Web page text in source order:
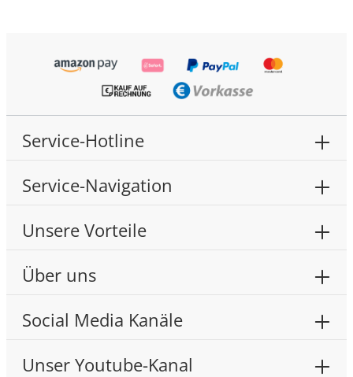
Service-Hotline
Service-Navigation
Unsere Vorteile
Über uns
Social Media Kanäle
Unser Youtube-Kanal